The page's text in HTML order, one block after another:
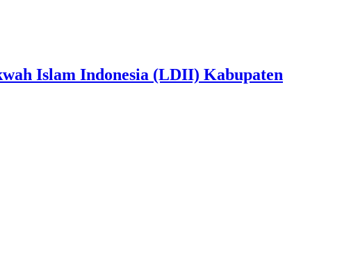
Islam Indonesia (LDII) Kabupaten